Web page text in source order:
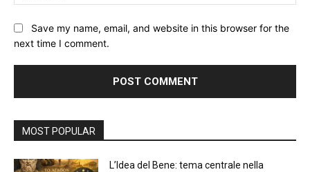
Save my name, email, and website in this browser for the
next time I comment.
MOST POPULAR
L’Idea del Bene: tema centrale nella